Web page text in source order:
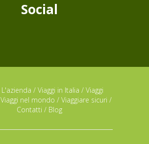
Social
L'azienda / Viaggi in Italia / Viaggi
Viaggi nel mondo / Viaggiare sicuri /
Contatti / Blog